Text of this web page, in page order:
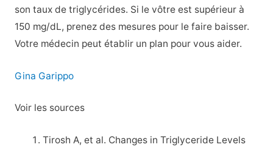
son taux de triglycérides. Si le vôtre est supérieur à
150 mg/dL, prenez des mesures pour le faire baisser.
Votre médecin peut établir un plan pour vous aider.
Gina Garippo
Voir les sources
Tirosh A, et al. Changes in Triglyceride Levels